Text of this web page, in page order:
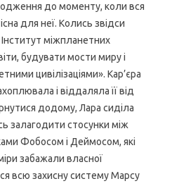
до моменту, коли вся
для неї. Колись звідси
міжпланетних
будувати мости миру і
цивілізаціями». Кар’єра
і віддаляла її від
додому, Лара сиділа
залагодити стосунки між
Фобосом і Деймосом, які
забажали власної
всю захисну систему Марсу